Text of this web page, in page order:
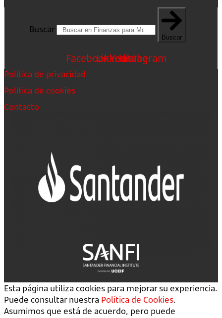
Buscar
Buscar
FacebookLinkedin
Youtube
Instagram
Política de privacidad
Política de cookies
Contacto
Esta página utiliza cookies para mejorar su experiencia.
Puede consultar nuestra Política de Cookies.
Asumimos que está de acuerdo, pero puede